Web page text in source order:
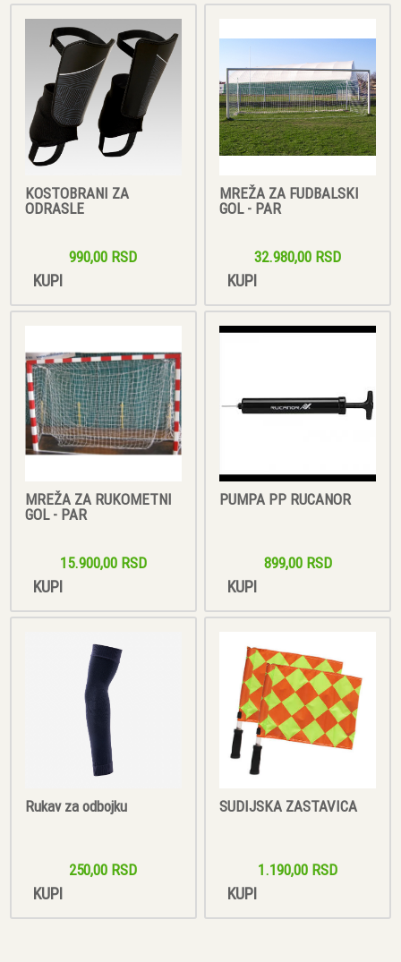
KOSTOBRANI ZA
ODRASLE
990,00 RSD
KUPI
MREŽA ZA FUDBALSKI
GOL - PAR
32.980,00 RSD
KUPI
MREŽA ZA RUKOMETNI
GOL - PAR
15.900,00 RSD
KUPI
PUMPA PP RUCANOR
899,00 RSD
KUPI
Rukav za odbojku
250,00 RSD
KUPI
SUDIJSKA ZASTAVICA
1.190,00 RSD
KUPI